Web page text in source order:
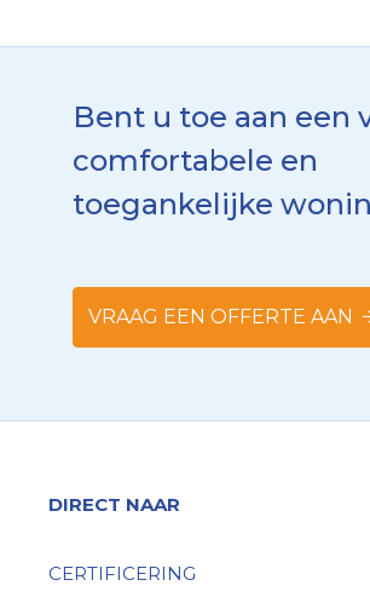
Bent u toe aan een
comfortabele en
toegankelijke
VRAAG EEN OFFERTE AAN
DIRECT NAAR
CERTIFICERING